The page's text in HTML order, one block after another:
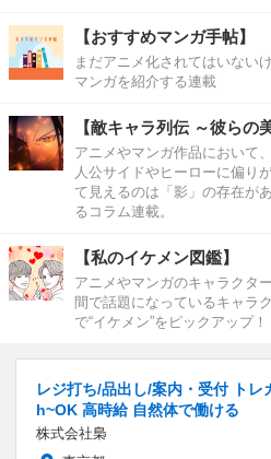
【おすすめマンガ手帖】
まだアニメ化されてはいない
マンガを紹介する連載
【敵キャラ列伝 ～彼らの
アニメやマンガ作品において
人公サイドやヒーローに偏り
て見えるのは「影」の存在が
るコラム連載。
【私のイケメン図鑑】
アニメやマンガのキャラクタ
間で話題になっているキャラ
で“イケメン”をピックアップ
レジ打ち/品出し/案内・受付 ト
h~OK 高時給 自然体で働ける
株式会社梟